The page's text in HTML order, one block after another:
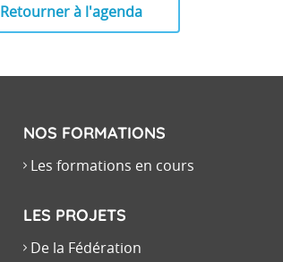
Retourner à l'agenda
NOS FORMATIONS
Les formations en cours
LES PROJETS
De la Fédération